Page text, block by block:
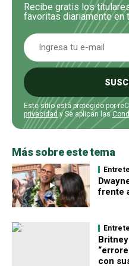
Recibe gratis los
favoritas diariamente en
Este sitio está protegido por
privacidad y Se aplican las
Más sobre este tema
frente
con